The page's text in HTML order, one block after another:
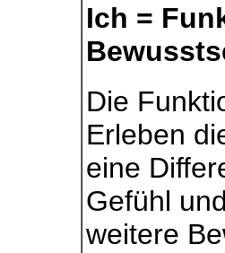
Ich =
Die
Erleben
eine
Gefühl
weitere